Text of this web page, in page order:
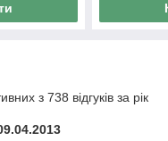
з 738 відгуків за рік